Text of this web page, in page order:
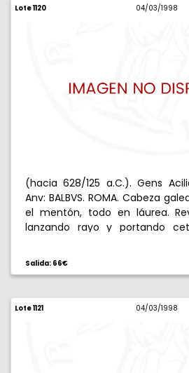
Lote 1120 04/03/1998
(hacia 628/125 a.C.). Gens
Anv: BALBVS. ROMA. Cabeza
el mentón, todo en láurea.
lanzando rayo y portando
bajo los caballos. 3,93 g. MBC+.
Salida: 66€
Lote 1121 04/03/1998